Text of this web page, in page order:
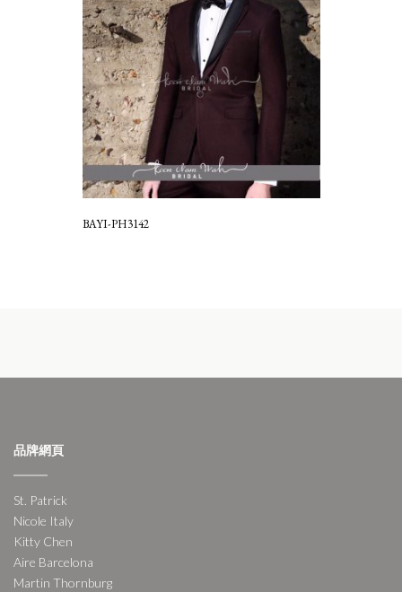
BAYI-PH3142
品牌網頁
St. Patrick
Nicole Italy
Kitty Chen
Aire Barcelona
Martin Thornburg